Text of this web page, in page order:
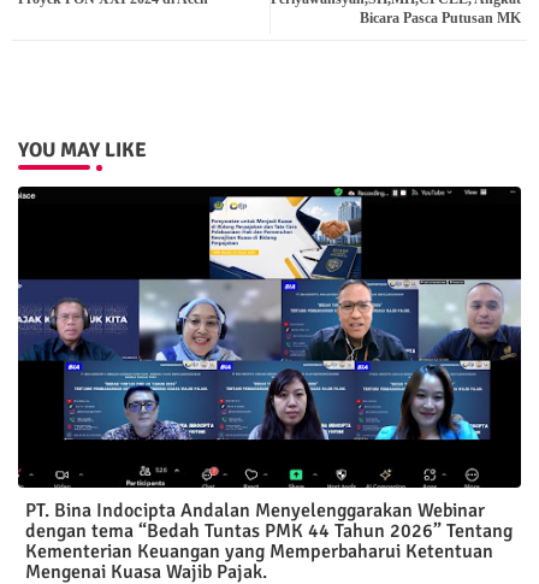
Bicara Pasca Putusan MK
YOU MAY LIKE
PT. Bina Indocipta Andalan Menyelenggarakan Webinar
dengan tema “Bedah Tuntas PMK 44 Tahun 2026” Tentang
Kementerian Keuangan yang Memperbaharui Ketentuan
Mengenai Kuasa Wajib Pajak.